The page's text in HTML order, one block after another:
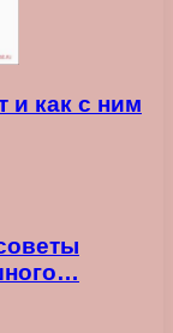
и как с ним